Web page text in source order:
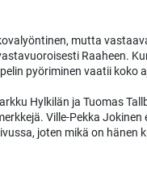
mutta
Raaheen.
pyöriminen vaatii koko
Hylkilän ja Tuomas
Ville-Pekka
joten mikä on